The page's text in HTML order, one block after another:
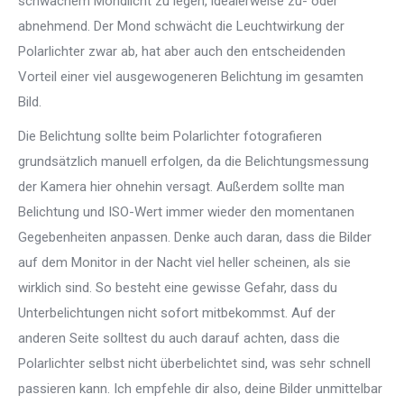
abnehmend. Der Mond schwächt die Leuchtwirkung der
Polarlichter zwar ab, hat aber auch den entscheidenden
Vorteil einer viel ausgewogeneren Belichtung im gesamten
Bild.
Die Belichtung sollte beim Polarlichter fotografieren
grundsätzlich manuell erfolgen, da die Belichtungsmessung
der Kamera hier ohnehin versagt. Außerdem sollte man
Belichtung und ISO-Wert immer wieder den momentanen
Gegebenheiten anpassen. Denke auch daran, dass die Bilder
auf dem Monitor in der Nacht viel heller scheinen, als sie
wirklich sind. So besteht eine gewisse Gefahr, dass du
Unterbelichtungen nicht sofort mitbekommst. Auf der
anderen Seite solltest du auch darauf achten, dass die
Polarlichter selbst nicht überbelichtet sind, was sehr schnell
passieren kann. Ich empfehle dir also, deine Bilder unmittelbar